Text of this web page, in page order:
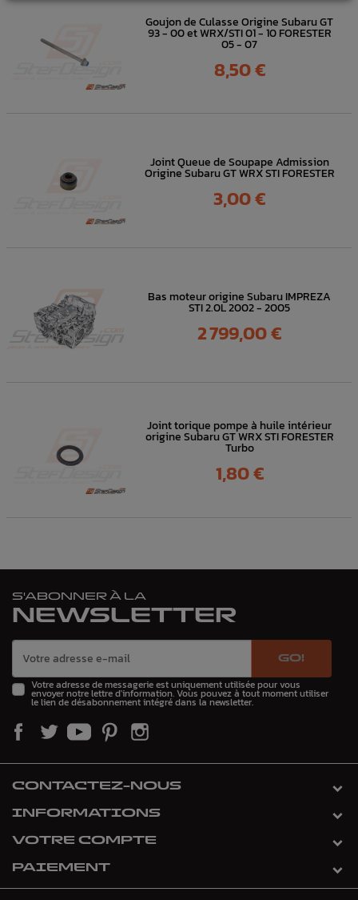
Goujon de Culasse Origine Subaru GT
93 - 00 et WRX/STI 01 - 10 FORESTER
05 - 07
Prix
8,50 €
Joint Queue de Soupape Admission
Origine Subaru GT WRX STI FORESTER
Prix
3,00 €
Bas moteur origine Subaru IMPREZA
STI 2.0L 2002 - 2005
Prix
2 799,00 €
Joint torique pompe à huile intérieur
origine Subaru GT WRX STI FORESTER
Turbo
Prix
1,80 €
S'ABONNER À LA
NEWSLETTER
GO!
Votre adresse de messagerie est uniquement utilisée pour vous
envoyer notre lettre d'information. Vous pouvez à tout moment utiliser
le lien de désabonnement intégré dans la newsletter.
CONTACTEZ-NOUS
INFORMATIONS
VOTRE COMPTE
PAIEMENT